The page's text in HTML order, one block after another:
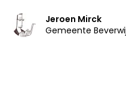
Jeroen Mirck
Gemeente